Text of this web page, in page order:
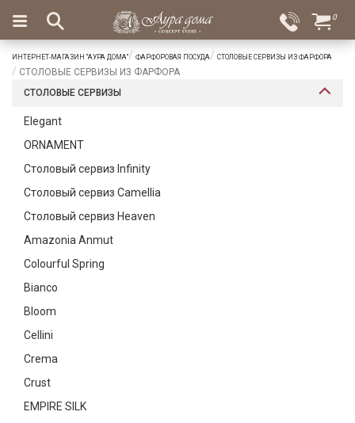
Вход
Избранное
×
Салоны
Доставка
Оплата
для
дома
Бар
Посуда
Сервировка
приборы
Фарфор
0
ИНТЕРНЕТ-МАГАЗИН "АУРА ДОМА" ФАРФОРОВАЯ ПОСУДА СТОЛОВЫЕ СЕРВИЗЫ ИЗ ФАРФОРА
СТОЛОВЫЕ СЕРВИЗЫ ИЗ ФАРФОРА
СТОЛОВЫЕ СЕРВИЗЫ
Elegant
ORNAMENT
Столовый сервиз Infinity
Столовый сервиз Camellia
Столовый сервиз Heaven
Amazonia Anmut
Colourful Spring
Bianco
Bloom
Cellini
Crema
Crust
EMPIRE SILK